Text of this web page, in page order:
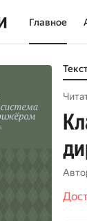
Главное